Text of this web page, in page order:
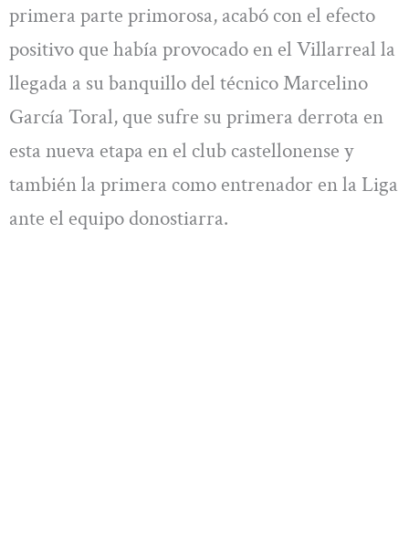
primera parte primorosa, acabó con el efecto
positivo que había provocado en el Villarreal la
llegada a su banquillo del técnico Marcelino
García Toral, que sufre su primera derrota en
esta nueva etapa en el club castellonense y
también la primera como entrenador en la Liga
ante el equipo donostiarra.